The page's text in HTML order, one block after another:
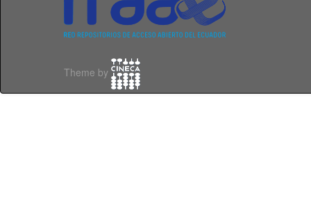
Theme by